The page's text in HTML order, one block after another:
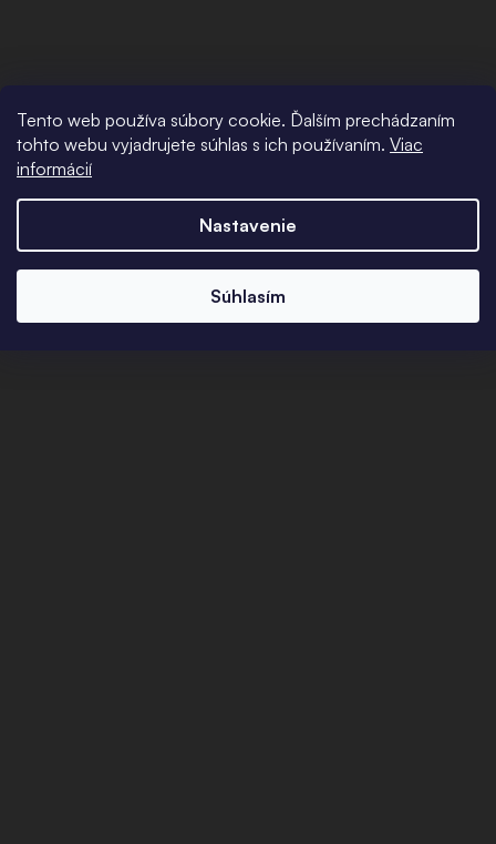
Tento web používa súbory cookie. Ďalším prechádzaním
tohto webu vyjadrujete súhlas s ich používaním. Viac
informácií
Nastavenie
Súhlasím